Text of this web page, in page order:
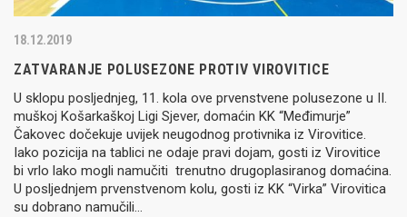
18.12.2019
ZATVARANJE POLUSEZONE PROTIV VIROVITICE
U sklopu posljednjeg, 11. kola ove prvenstvene polusezone u II.
muškoj Košarkaškoj Ligi Sjever, domaćin KK “Međimurje”
Čakovec dočekuje uvijek neugodnog protivnika iz Virovitice.
Iako pozicija na tablici ne odaje pravi dojam, gosti iz Virovitice
bi vrlo lako mogli namučiti trenutno drugoplasiranog domaćina.
U posljednjem prvenstvenom kolu, gosti iz KK “Virka” Virovitica
su dobrano namučili…